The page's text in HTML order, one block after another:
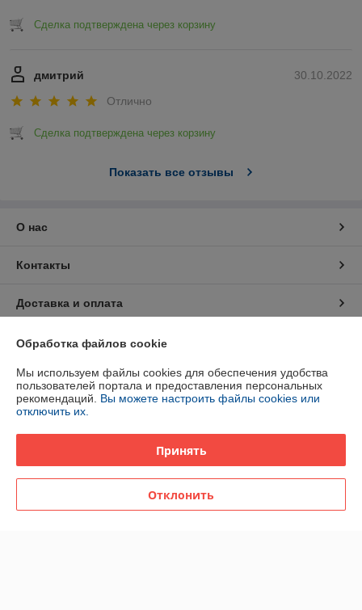
Сделка подтверждена через корзину
30.10.2022
дмитрий
Отлично
Сделка подтверждена через корзину
Показать все отзывы
О нас
Контакты
Доставка и оплата
График работы
Полная версия сайта
Политика обработки cookies
Сайт создан на платформе Deal.by
Обработка файлов cookie
Мы используем файлы cookies для обеспечения удобства
пользователей портала и предоставления персональных
рекомендаций. Вы можете настроить файлы cookies или
отключить их.
Принять
Отклонить